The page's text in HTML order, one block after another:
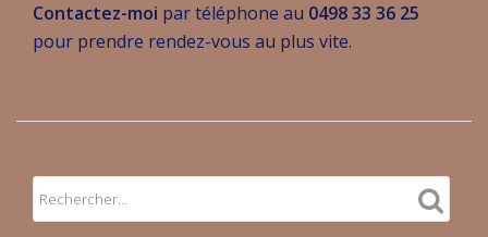
Contactez-moi par téléphone au 0498 33 36 25
pour prendre rendez-vous au plus vite.